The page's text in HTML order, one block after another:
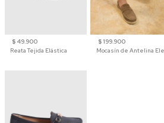
$ 49.900
Reata Tejida Elástica
$ 199.900